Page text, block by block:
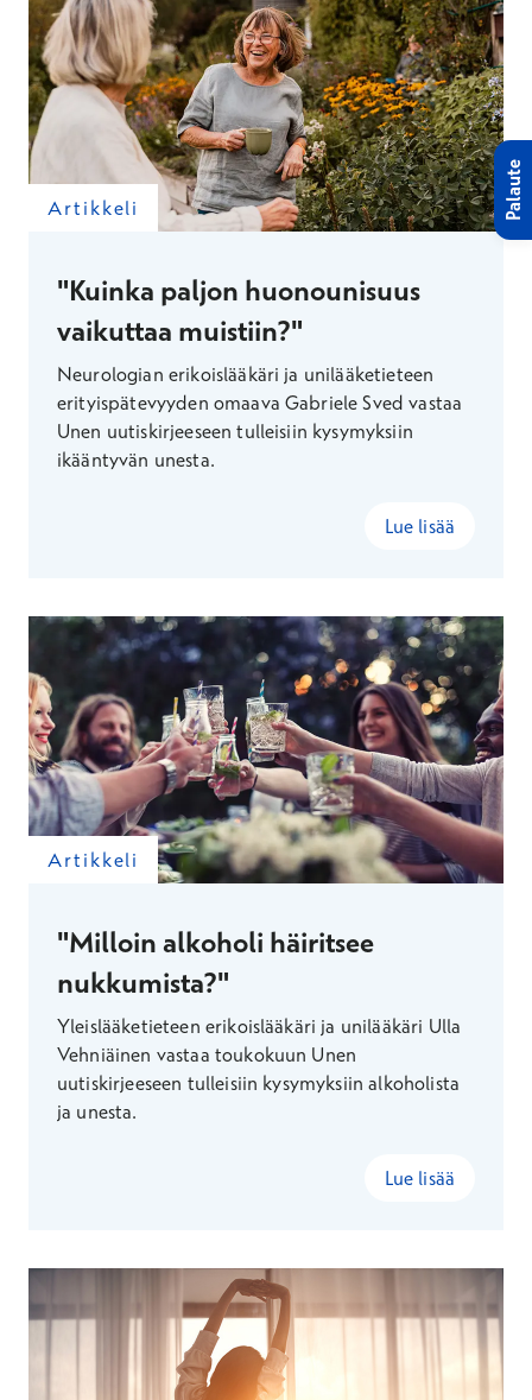
Artikkeli
"Kuinka paljon huonounisuus
vaikuttaa muistiin?"
Neurologian erikoislääkäri ja unilääketieteen
erityispätevyyden omaava Gabriele Sved vastaa
Unen uutiskirjeeseen tulleisiin kysymyksiin
ikääntyvän unesta.
Lue lisää
Artikkeli
"Milloin alkoholi häiritsee
nukkumista?"
Yleislääketieteen erikoislääkäri ja unilääkäri Ulla
Vehniäinen vastaa toukokuun Unen
uutiskirjeeseen tulleisiin kysymyksiin alkoholista
ja unesta.
Lue lisää
Palaute